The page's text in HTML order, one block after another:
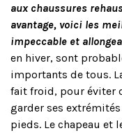
aux chaussures
avantage, voici les
impeccable et
en hiver, sont
importants de tous.
fait froid, pour éviter
garder ses
pieds. Le chapeau et